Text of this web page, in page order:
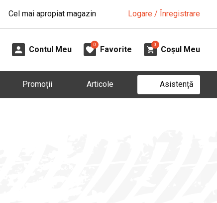
Cel mai apropiat magazin Logare / Înregistrare
Contul Meu
0
Favorite
0
Coșul Meu
Promoții Articole Asistență